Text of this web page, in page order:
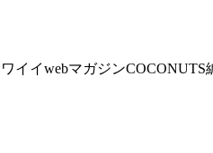
イイwebマガジンCOCONUTS